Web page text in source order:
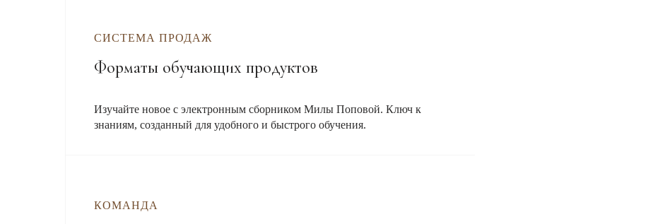
СИСТЕМА ПРОДАЖ
Форматы обучающих продуктов
Изучайте новое с электронным сборником Милы Поповой. Ключ к
знаниям, созданный для удобного и быстрого обучения.
КОМАНДА